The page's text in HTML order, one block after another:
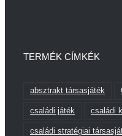
TERMÉK CÍMKÉK
absztrakt társasjáték
családi játék családi
családi stratégiai